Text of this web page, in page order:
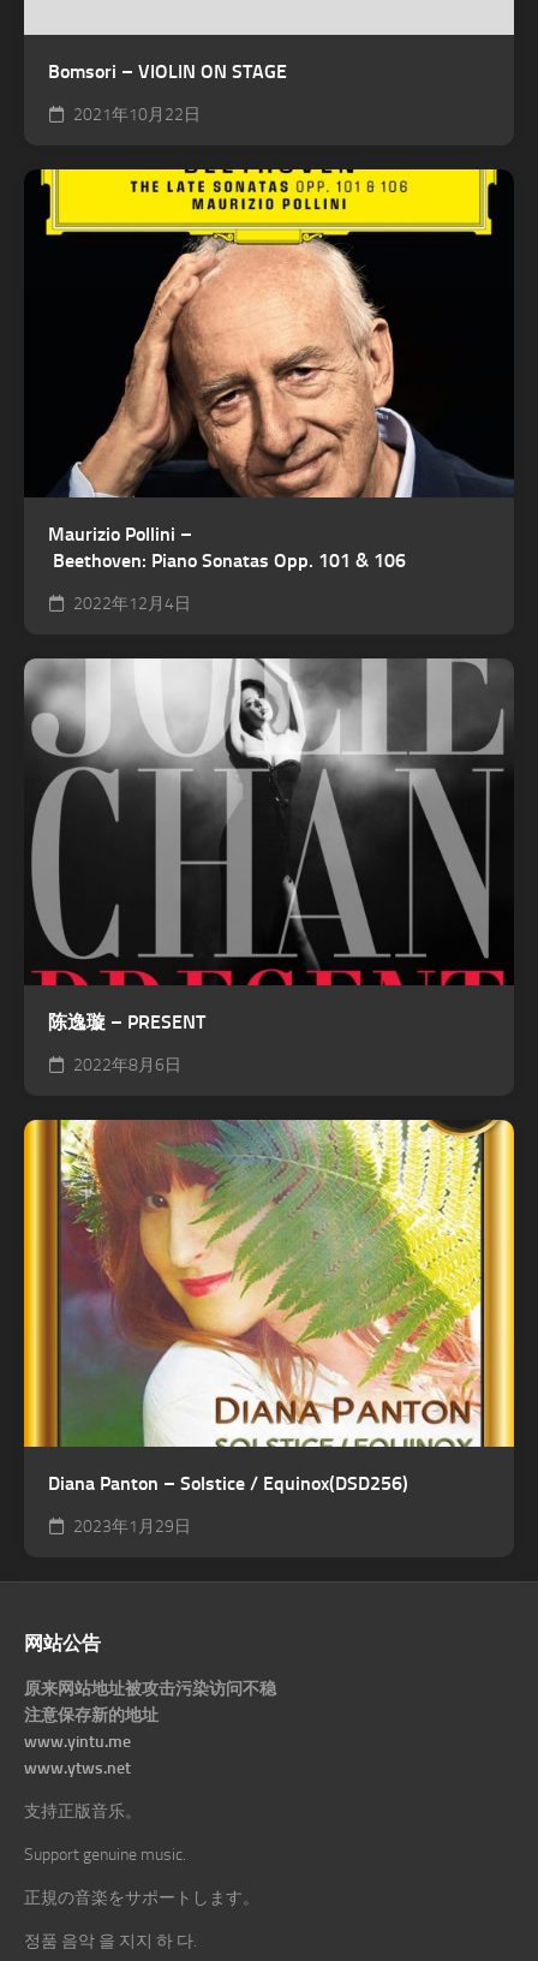
Bomsori – VIOLIN ON STAGE
2021年10月22日
Maurizio Pollini –
Beethoven: Piano Sonatas Opp. 101 & 106
2022年12月4日
陈逸璇 – PRESENT
2022年8月6日
Diana Panton – Solstice / Equinox(DSD256)
2023年1月29日
网站公告
原来网站地址被攻击污染访问不稳
注意保存新的地址
www.yintu.me
www.ytws.net
支持正版音乐。
Support genuine music.
正規の音楽をサポートします。
정품 음악 을 지지 하 다.